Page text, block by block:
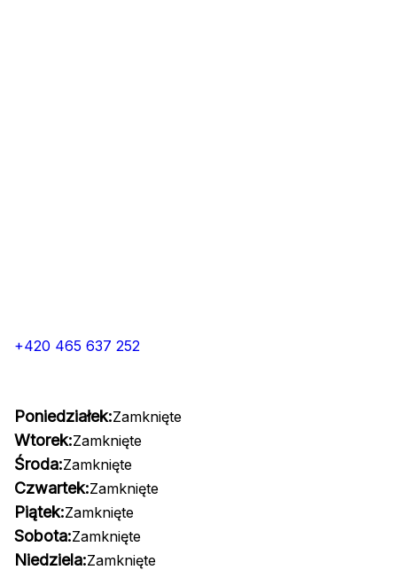
+420 465 637 252
Poniedziałek:Zamknięte
Wtorek:Zamknięte
Środa:Zamknięte
Czwartek:Zamknięte
Piątek:Zamknięte
Sobota:Zamknięte
Niedziela:Zamknięte